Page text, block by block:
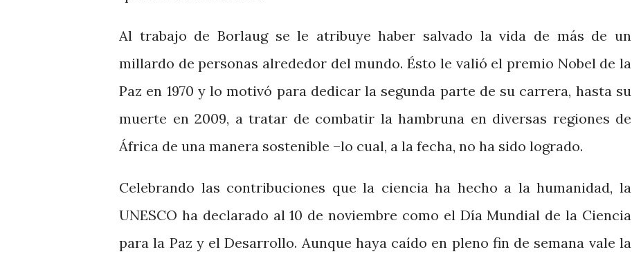
Al trabajo de Borlaug se le atribuye haber salvado la vida de más de un
millardo de personas alrededor del mundo. Ésto le valió el premio Nobel de la
Paz en 1970 y lo motivó para dedicar la segunda parte de su carrera, hasta su
muerte en 2009, a tratar de combatir la hambruna en diversas regiones de
África de una manera sostenible –lo cual, a la fecha, no ha sido logrado.
Celebrando las contribuciones que la ciencia ha hecho a la humanidad, la
UNESCO ha declarado al 10 de noviembre como el Día Mundial de la Ciencia
para la Paz y el Desarrollo. Aunque haya caído en pleno fin de semana vale la